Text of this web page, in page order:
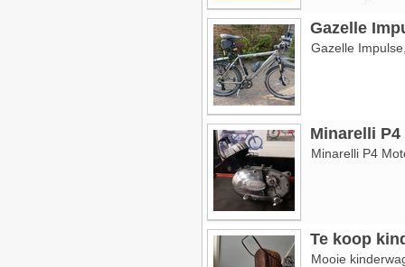
Gazelle
Gazelle
Minarelli
Minarelli P4
Te koop
Mooie